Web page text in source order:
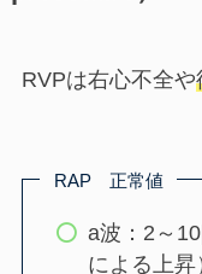
RVPは右心不全や
RAP 正常値
a波：2～
による上昇